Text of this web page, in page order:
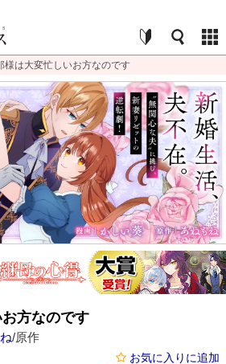
様は大変忙しいお方なのです
方なのです
/原作
お気に入りに追加